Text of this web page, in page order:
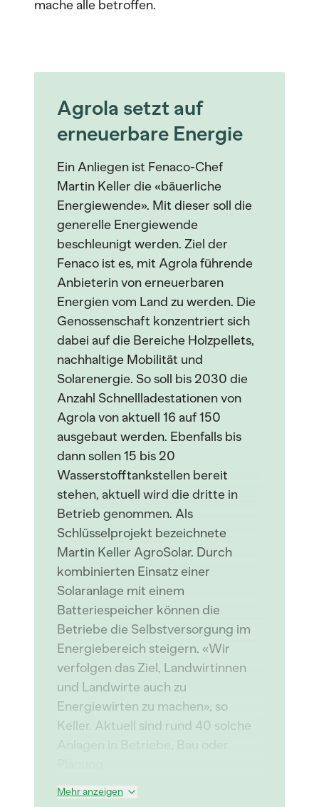
mache alle betroffen.
Agrola setzt auf
erneuerbare Energie
Ein Anliegen ist Fenaco-Chef
Martin Keller die «bäuerliche
Energiewende». Mit dieser soll die
generelle Energiewende
beschleunigt werden. Ziel der
Fenaco ist es, mit Agrola führende
Anbieterin von erneuerbaren
Energien vom Land zu werden. Die
Genossenschaft konzentriert sich
dabei auf die Bereiche Holzpellets,
nachhaltige Mobilität und
Solarenergie. So soll bis 2030 die
Anzahl Schnellladestationen von
Agrola von aktuell 16 auf 150
ausgebaut werden. Ebenfalls bis
dann sollen 15 bis 20
Wasserstofftankstellen bereit
stehen, aktuell wird die dritte in
Betrieb genommen. Als
Schlüsselprojekt bezeichnete
Martin Keller AgroSolar. Durch
kombinierten Einsatz einer
Solaranlage mit einem
Batteriespeicher können die
Betriebe die Selbstversorgung im
Energiebereich steigern. «Wir
verfolgen das Ziel, Landwirtinnen
und Landwirte auch zu
Energiewirten zu machen», so
Keller. Aktuell sind rund 40 solche
Anlagen in Betriebe, Bau oder
Mehr anzeigen